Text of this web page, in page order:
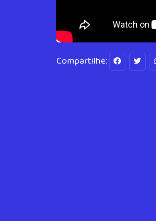
Compartilhe: